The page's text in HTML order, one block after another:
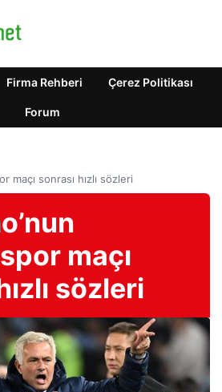
Firma Rehberi Çerez Politikası
Forum
maçı sonrası hızlı sözleri
maçı
sözleri